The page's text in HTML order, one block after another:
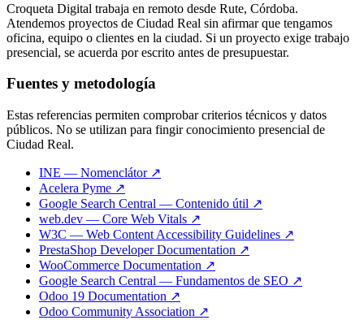
Croqueta Digital trabaja en remoto desde Rute, Córdoba.
Atendemos proyectos de Ciudad Real sin afirmar que tengamos
oficina, equipo o clientes en la ciudad. Si un proyecto exige trabajo
presencial, se acuerda por escrito antes de presupuestar.
Fuentes y metodología
Estas referencias permiten comprobar criterios técnicos y datos
públicos. No se utilizan para fingir conocimiento presencial de
Ciudad Real.
INE — Nomenclátor ↗
Acelera Pyme ↗
Google Search Central — Contenido útil ↗
web.dev — Core Web Vitals ↗
W3C — Web Content Accessibility Guidelines ↗
PrestaShop Developer Documentation ↗
WooCommerce Documentation ↗
Google Search Central — Fundamentos de SEO ↗
Odoo 19 Documentation ↗
Odoo Community Association ↗